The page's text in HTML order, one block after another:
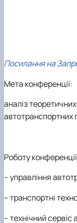
Посилання на
Мета конференції:
аналіз
автотранспортних
Роботу
– управління
– транспортні
– технічний